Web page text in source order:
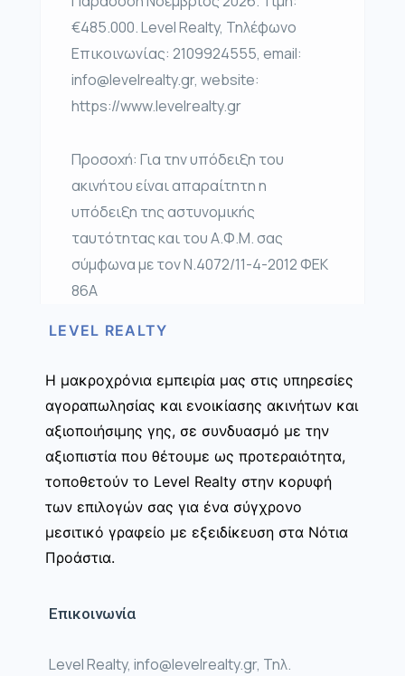
€485.000. Level Realty, Τηλέφωνο
Επικοινωνίας: 2109924555, email:
info@levelrealty.gr, website:
https://www.levelrealty.gr
Προσοχή: Για την υπόδειξη του
ακινήτου είναι απαραίτητη η
υπόδειξη της αστυνομικής
ταυτότητας και του Α.Φ.Μ. σας
σύμφωνα με τον Ν.4072/11-4-2012 ΦΕΚ
86Α
LEVEL REALTY
Η μακροχρόνια εμπειρία μας στις υπηρεσίες
αγοραπωλησίας και ενοικίασης ακινήτων και
αξιοποιήσιμης γης, σε συνδυασμό με την
αξιοπιστία που θέτουμε ως προτεραιότητα,
τοποθετούν το Level Realty στην κορυφή
των επιλογών σας για ένα σύγχρονο
μεσιτικό γραφείο με εξειδίκευση στα Νότια
Προάστια.
Επικοινωνία
Level Realty, info@levelrealty.gr, Τηλ.